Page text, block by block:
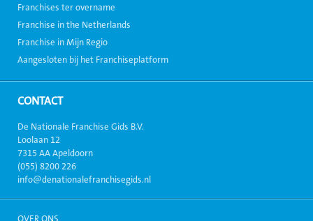
Franchises ter overname
Franchise in the Netherlands
Franchise in Mijn Regio
Aangesloten bij het Franchiseplatform
CONTACT
De Nationale Franchise Gids B.V.
Loolaan 12
7315 AA Apeldoorn
(055) 8200 226
info@denationalefranchisegids.nl
OVER ONS